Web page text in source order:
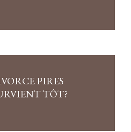
PIRES
TÔT?